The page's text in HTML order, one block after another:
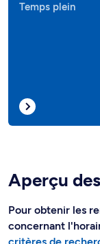
Temps plein
Aperçu
Pour obtenir les
concernant